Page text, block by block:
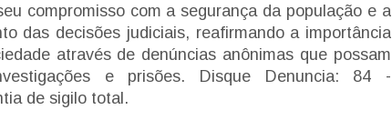
compromisso com a segurança da população e a
das decisões judiciais, reafirmando a importância
através de denúncias anônimas que possam
e prisões. Disque Denuncia: 84 -
de sigilo total.